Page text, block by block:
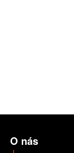
O nás